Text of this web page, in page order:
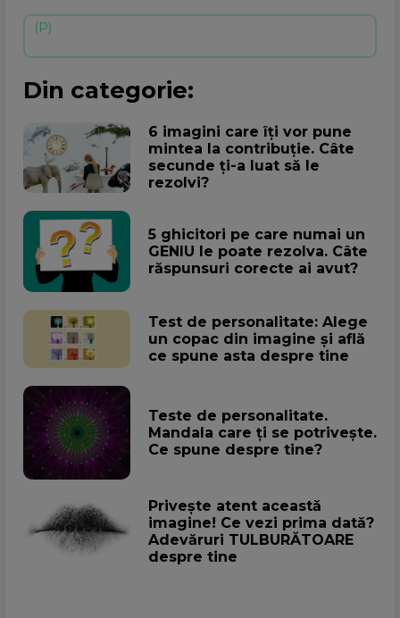
Din categorie:
6 imagini care îți vor pune
mintea la contribuție. Câte
secunde ți-a luat să le
rezolvi?
5 ghicitori pe care numai un
GENIU le poate rezolva. Câte
răspunsuri corecte ai avut?
Test de personalitate: Alege
un copac din imagine și află
ce spune asta despre tine
Teste de personalitate.
Mandala care ți se potrivește.
Ce spune despre tine?
Privește atent această
imagine! Ce vezi prima dată?
Adevăruri TULBURĂTOARE
despre tine